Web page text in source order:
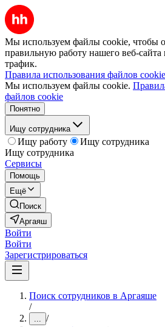
Мы используем файлы cookie, чтобы
правильную работу нашего веб-сайта
трафик.
Правила использования файлов cookie
Мы используем файлы cookie.
файлов cookie
Понятно
Ищу сотрудника
Ищу работу
Ищу сотрудника
Ищу сотрудника
Сервисы
Помощь
Ещё
Поиск
Аргаяш
Войти
Войти
Зарегистрироваться
Поиск сотрудников в Аргаяше
/
... /